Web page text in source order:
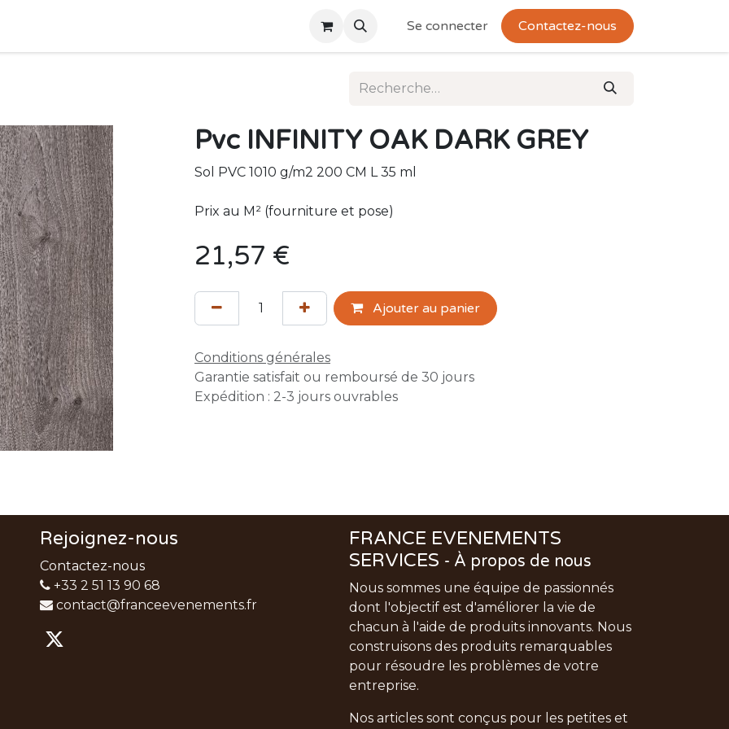
Se connecter Contactez-nous
Pvc INFINITY OAK DARK GREY
Sol PVC 1010 g/m2 200 CM L 35 ml
Prix au M² (fourniture et pose)
21,57 €
Ajouter au panier
Conditions générales
Garantie satisfait ou remboursé de 30 jours
Expédition : 2-3 jours ouvrables
Rejoignez-nous
Contactez-nous
+33 2 51 13 90 68
contact@franceevenements.fr
FRANCE EVENEMENTS
SERVICES - À propos de nous
Nous sommes une équipe de passionnés
dont l'objectif est d'améliorer la vie de
chacun à l'aide de produits innovants. Nous
construisons des produits remarquables
pour résoudre les problèmes de votre
entreprise.
Nos articles sont conçus pour les petites et